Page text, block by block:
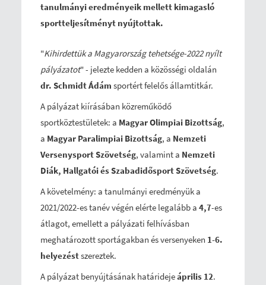
tanulmányi eredményeik mellett kimagasló
sportteljesítményt nyújtottak.
"Kihirdettük a Magyarország tehetsége-2022 nyílt
pályázatot" - jelezte kedden a közösségi oldalán
dr. Schmidt Ádám sportért felelős államtitkár.
A pályázat kiírásában közreműködő
sportköztestületek: a Magyar Olimpiai Bizottság,
a Magyar Paralimpiai Bizottság, a Nemzeti
Versenysport Szövetség, valamint a Nemzeti
Diák, Hallgatói és Szabadidősport Szövetség.
A követelmény: a tanulmányi eredményük a
2021/2022-es tanév végén elérte legalább a 4,7-es
átlagot, emellett a pályázati felhívásban
meghatározott sportágakban és versenyeken 1-6.
helyezéstszereztek.
A pályázat benyújtásának határidejeáprilis 12.